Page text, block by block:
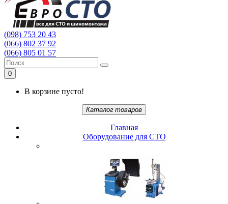
(098) 753 20 43
(066) 802 37 92
(066) 805 01 57
0
В корзине пусто!
Каталог товаров
Главная
Oбopудoвaниe для CTO